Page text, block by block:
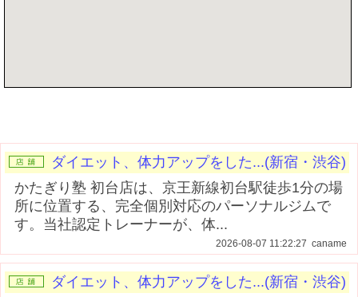
ダイエット、体力アップをした...(新宿・渋谷)
かたぎり塾 初台店は、京王新線初台駅徒歩1分の場
所に位置する、完全個別対応のパーソナルジムで
す。当社認定トレーナーが、体...
2026-08-07 11:22:27 caname
ダイエット、体力アップをした...(新宿・渋谷)